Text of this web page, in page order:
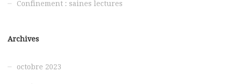
Confinement : saines lectures
Archives
octobre 2023